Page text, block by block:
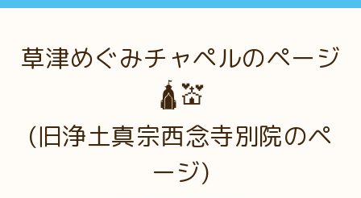
草津めぐみチャペルのページ
🛕💒
(旧浄土真宗西念寺別院のペ
ージ)